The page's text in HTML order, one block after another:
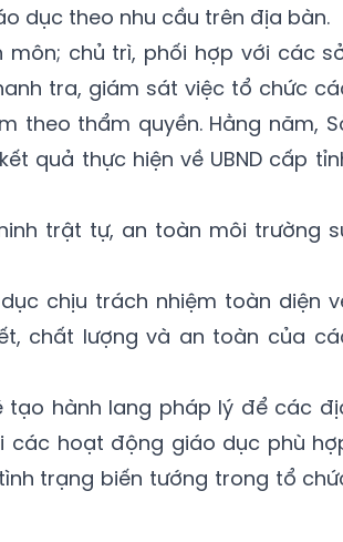
dục theo nhu cầu trên địa bàn.
môn; chủ trì, phối hợp với các
tra, giám sát việc tổ chức
theo thẩm quyền. Hằng năm,
quả thực hiện về UBND cấp
trật tự, an toàn môi trường
chịu trách nhiệm toàn diện
chất lượng và an toàn của
tạo hành lang pháp lý để các
các hoạt động giáo dục phù
trạng biến tướng trong tổ